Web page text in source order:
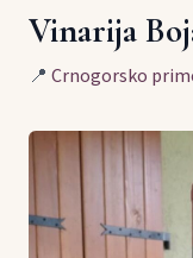
Vinarija
📍 Crnogorsko